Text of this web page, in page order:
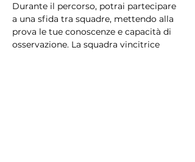
Durante il percorso, potrai partecipare
a una sfida tra squadre, mettendo alla
prova le tue conoscenze e capacità di
osservazione. La squadra vincitrice